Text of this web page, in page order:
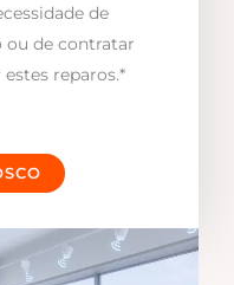
de
ou de contratar
reparos.*